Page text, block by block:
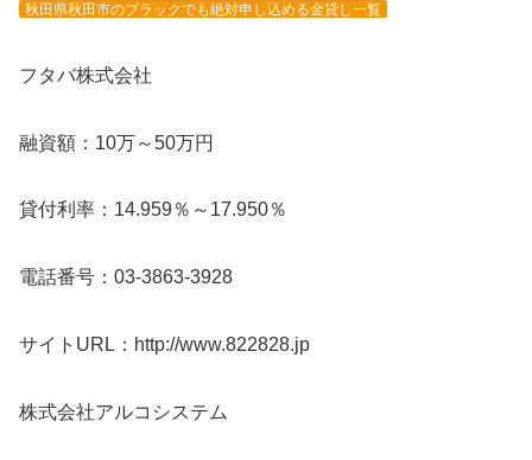
秋田県秋田市のブラックでも絶対申し込める金貸し一覧
フタバ株式会社
融資額：10万～50万円
貸付利率：14.959％～17.950％
電話番号：03-3863-3928
サイトURL：http://www.822828.jp
株式会社アルコシステム